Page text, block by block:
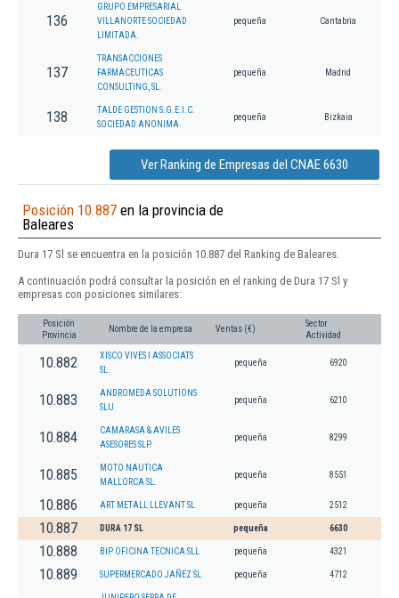
136
GRUPO EMPRESARIAL
VILLANORTE SOCIEDAD
LIMITADA.
pequeña Cantabria
137
TRANSACCIONES
FARMACEUTICAS
CONSULTING, SL.
pequeña Madrid
138
TALDE GESTION S.G.E.I.C.
SOCIEDAD ANONIMA.
pequeña Bizkaia
Ver Ranking de Empresas del CNAE 6630
Posición 10.887 en la provincia de
Baleares
Dura 17 Sl se encuentra en la posición 10.887 del Ranking de Baleares.
A continuación podrá consultar la posición en el ranking de Dura 17 Sl y
empresas con posiciones similares:
Posición
Provincia
Nombre de la empresa Ventas (€)
Sector
Actividad
10.882
XISCO VIVES I ASSOCIATS
SL.
pequeña 6920
10.883
ANDROMEDA SOLUTIONS
SLU
pequeña 6210
10.884
CAMARASA & AVILES
ASESORES SLP.
pequeña 8299
10.885
MOTO NAUTICA
MALLORCA SL.
pequeña 8551
10.886 ART METALL LLEVANT SL pequeña 2512
10.887 DURA 17 SL pequeña 6630
10.888 BIP OFICINA TECNICA SLL pequeña 4321
10.889 SUPERMERCADO JAÑEZ SL pequeña 4712